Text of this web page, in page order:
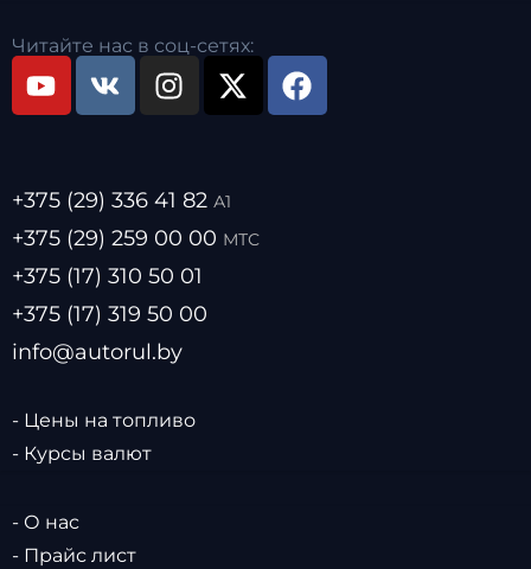
Читайте нас в соц-сетях:
+375 (29) 336 41 82 А1
+375 (29) 259 00 00 МТС
+375 (17) 310 50 01
+375 (17) 319 50 00
info@autorul.by
- Цены на топливо
- Курсы валют
- О нас
- Прайс лист